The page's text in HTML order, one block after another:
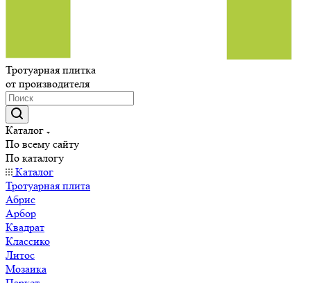
Тротуарная плитка
от производителя
Каталог
По всему сайту
По каталогу
Каталог
Тротуарная плита
Абрис
Арбор
Квадрат
Классико
Литос
Мозаика